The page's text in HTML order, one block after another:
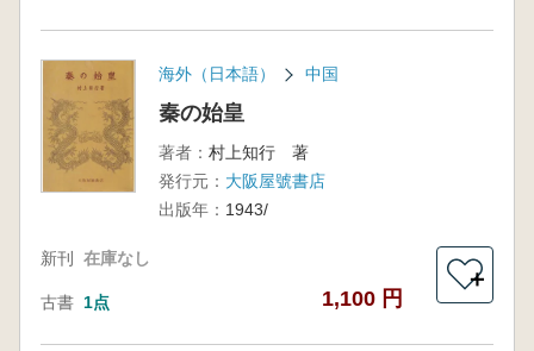
海外（日本語） 中国
秦の始皇
著者： 村上知行 著
発行元： 大阪屋號書店
出版年： 1943/
新刊 在庫なし
古書 1点 1,100 円
＋